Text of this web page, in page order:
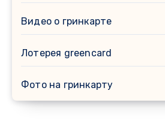
Видео о гринкарте
Лотерея greencard
Фото на гринкарту